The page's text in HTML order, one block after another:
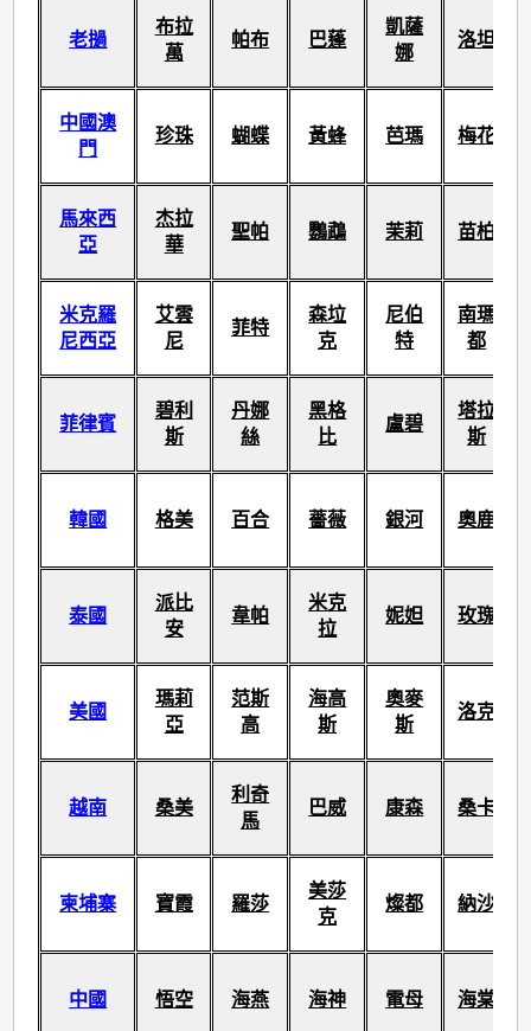
老撾
布拉
萬
帕布 巴蓬
凱薩
娜
洛坦
中國澳
門
珍珠 蝴蝶 黃蜂 芭瑪 梅花
馬來西
亞
杰拉
華
聖帕 鸚鵡 茉莉 苗柏
米克羅
尼西亞
艾雲
尼
菲特
森垃
克
尼伯
特
南瑪
都
菲律賓
碧利
斯
丹娜
絲
黑格
比
盧碧
塔拉
斯
韓國 格美 百合 薔薇 銀河 奧鹿
泰國
派比
安
韋帕
米克
拉
妮妲 玫瑰
美國
瑪莉
亞
范斯
高
海高
斯
奧麥
斯
洛克
越南 桑美
利奇
馬
巴威 康森 桑卡
柬埔寨 寶霞 羅莎
美莎
克
燦都 納沙
中國 悟空 海燕 海神 電母 海棠